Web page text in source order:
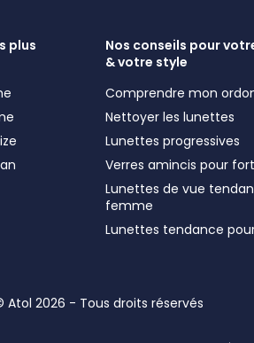
plus
Nos conseils pour
& votre style
Comprendre mon
Nettoyer les lunettes
Lunettes progressives
Verres amincis pour
Lunettes de vue
femme
Lunettes tendance
Atol 2026 - Tous droits réservés